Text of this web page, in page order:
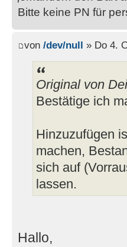
Bitte keine PN für
von /dev/null » Do 4.
Original von
Bestätige ich
Hinzuzufügen
machen,
sich auf
lassen.
Hallo,